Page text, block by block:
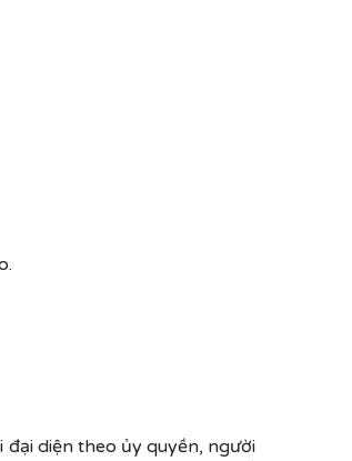
diện theo ủy quyền, người